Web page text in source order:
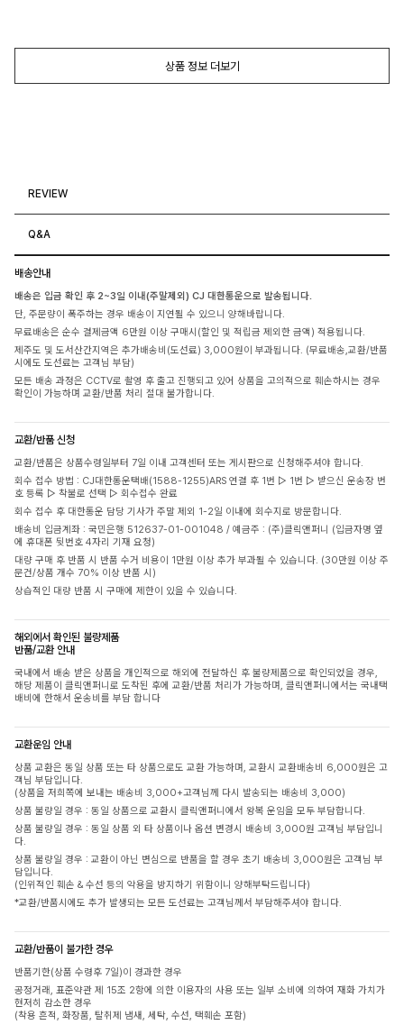
상품 정보 더보기
REVIEW
Q&A
배송안내
배송은 입금 확인 후 2~3일 이내(주말제외) CJ 대한통운으로 발송됩니다.
단, 주문량이 폭주하는 경우 배송이 지연될 수 있으니 양해바랍니다.
무료배송은 순수 결제금액 6만원 이상 구매시(할인 및 적립금 제외한 금액) 적용됩니다.
제주도 및 도서산간지역은 추가배송비(도선료) 3,000원이 부과됩니다. (무료배송,교환/반품
시에도 도선료는 고객님 부담)
모든 배송 과정은 CCTV로 촬영 후 출고 진행되고 있어 상품을 고의적으로 훼손하시는 경우
확인이 가능하며 교환/반품 처리 절대 불가합니다.
교환/반품 신청
교환/반품은 상품수령일부터 7일 이내 고객센터 또는 게시판으로 신청해주셔야 합니다.
회수 접수 방법 : CJ대한통운택배(1588-1255)ARS 연결 후 1번 ▷ 1번 ▷ 받으신 운송장 번
호 등록 ▷ 착불로 선택 ▷ 회수접수 완료
회수 접수 후 대한통운 담당 기사가 주말 제외 1-2일 이내에 회수지로 방문합니다.
배송비 입금계좌 : 국민은행 512637-01-001048 / 예금주 : (주)클릭앤퍼니 (입금자명 옆
에 휴대폰 뒷번호 4자리 기재 요청)
대량 구매 후 반품 시 반품 수거 비용이 1만원 이상 추가 부과될 수 있습니다. (30만원 이상 주
문건/상품 개수 70% 이상 반품 시)
상습적인 대량 반품 시 구매에 제한이 있을 수 있습니다.
해외에서 확인된 불량제품
반품/교환 안내
국내에서 배송 받은 상품을 개인적으로 해외에 전달하신 후 불량제품으로 확인되었을 경우,
해당 제품이 클릭앤퍼니로 도착된 후에 교환/반품 처리가 가능하며, 클릭앤퍼니에서는 국내택
배비에 한해서 운송비를 부담 합니다
교환운임 안내
상품 교환은 동일 상품 또는 타 상품으로도 교환 가능하며, 교환시 교환배송비 6,000원은 고
객님 부담입니다.
(상품을 저희쪽에 보내는 배송비 3,000+고객님께 다시 발송되는 배송비 3,000)
상품 불량일 경우 : 동일 상품으로 교환시 클릭앤퍼니에서 왕복 운임을 모두 부담합니다.
상품 불량일 경우 : 동일 상품 외 타 상품이나 옵션 변경시 배송비 3,000원 고객님 부담입니
다.
상품 불량일 경우 : 교환이 아닌 변심으로 반품을 할 경우 초기 배송비 3,000원은 고객님 부
담입니다.
(인위적인 훼손 & 수선 등의 악용을 방지하기 위함이니 양해부탁드립니다)
*교환/반품시에도 추가 발생되는 모든 도선료는 고객님께서 부담해주셔야 합니다.
교환/반품이 불가한 경우
반품기한(상품 수령후 7일)이 경과한 경우
공정거래, 표준약관 제 15조 2항에 의한 이용자의 사용 또는 일부 소비에 의하여 재화 가치가
현저히 감소한 경우
(착용 흔적, 화장품, 탈취제 냄새, 세탁, 수선, 택훼손 포함)